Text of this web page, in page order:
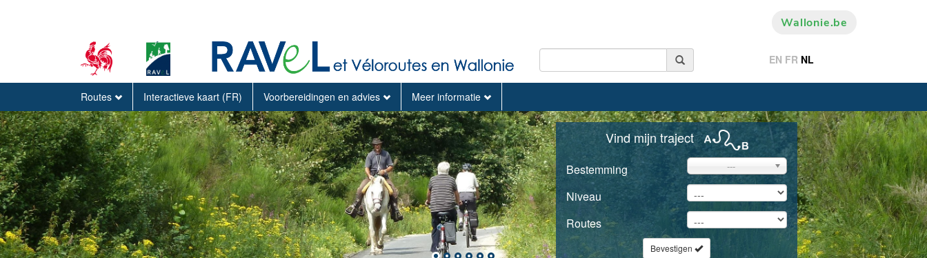
Wallonie.be
EN FR NL
Routes Interactieve kaart (FR) Voorbereidingen en advies Meer informatie
Vind mijn traject
Bestemming ---
Niveau
Routes
Bevestigen